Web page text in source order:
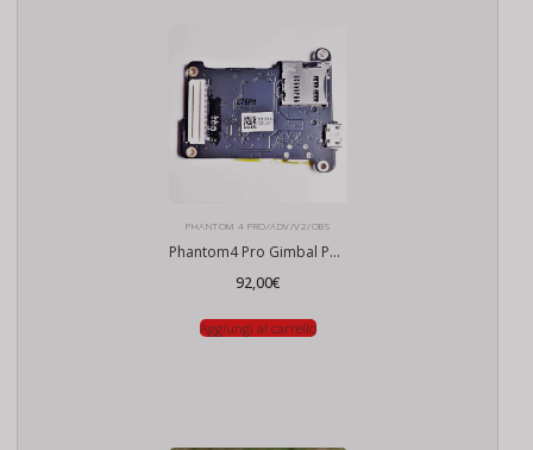
PHANTOM 4 PRO/ADV/V2/OBS
Phantom4 Pro Gimbal Power Board
92,00€
Aggiungi al carrello